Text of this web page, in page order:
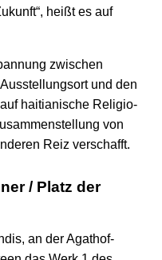
heißt es auf
zwischen
und den
haitia­nische Religio­
von
Reiz verschafft.
/ Platz der
an der Agathof­